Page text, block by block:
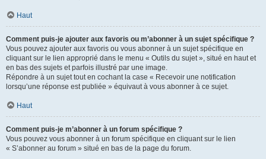
Haut
Comment puis-je ajouter aux favoris ou m’abonner à un sujet spécifique ?
Vous pouvez ajouter aux favoris ou vous abonner à un sujet spécifique en
cliquant sur le lien approprié dans le menu « Outils du sujet », situé en haut et
en bas des sujets et parfois illustré par une image.
Répondre à un sujet tout en cochant la case « Recevoir une notification
lorsqu’une réponse est publiée » équivaut à vous abonner à ce sujet.
Haut
Comment puis-je m’abonner à un forum spécifique ?
Vous pouvez vous abonner à un forum spécifique en cliquant sur le lien
« S’abonner au forum » situé en bas de la page du forum.